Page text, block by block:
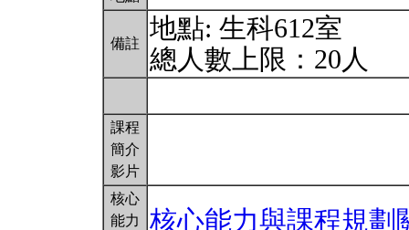
備註
地點: 生科612室
總人數上限：20人
課程
簡介
影片
核心
能力
核心能力與課程規劃